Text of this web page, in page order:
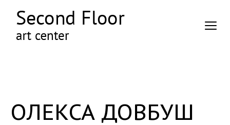
ОЛЕКСА ДОВБУШ